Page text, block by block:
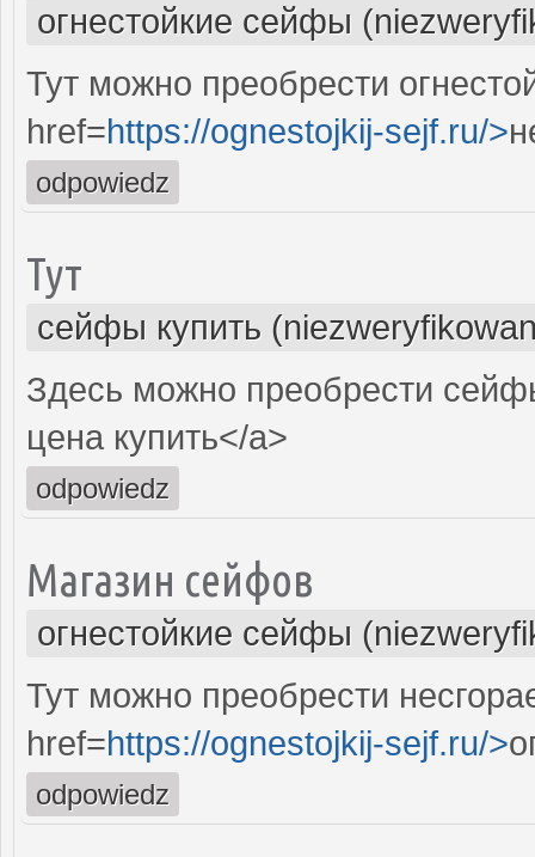
огнестойкие сейфы
Тут можно преобрести
href=https://ognestojkij-sejf.ru/>
odpowiedz
Тут
сейфы купить
Здесь можно преобрести
цена купить</a>
odpowiedz
Магазин сейфов
огнестойкие сейфы
Тут можно преобрести
href=https://ognestojkij-sejf.ru/>
odpowiedz